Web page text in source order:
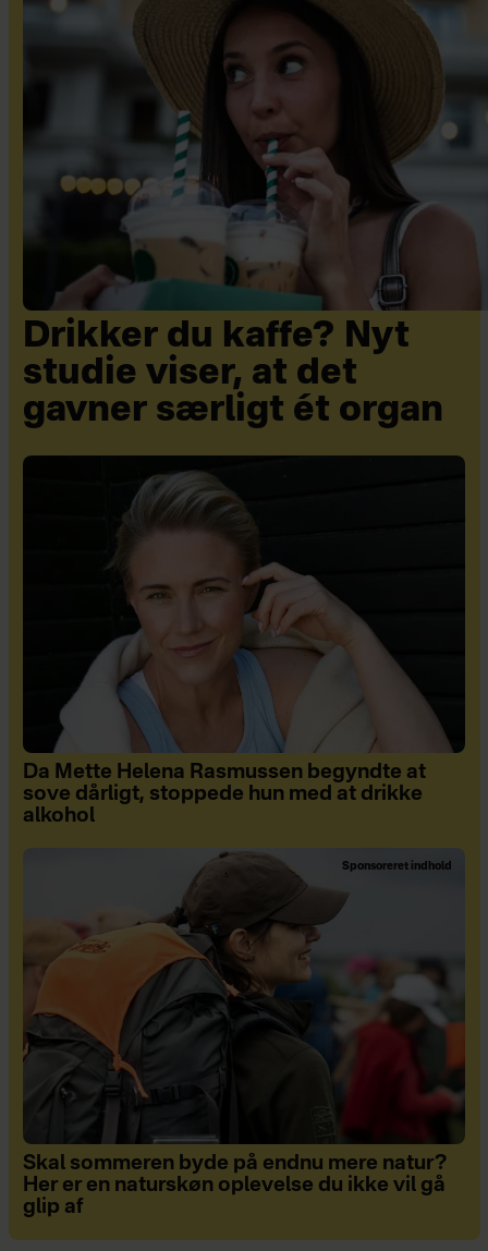
Drikker du kaffe? Nyt
studie viser, at det
gavner særligt ét organ
Da Mette Helena Rasmussen begyndte at
sove dårligt, stoppede hun med at drikke
alkohol
Sponsoreret indhold
Skal sommeren byde på endnu mere natur?
Her er en naturskøn oplevelse du ikke vil gå
glip af